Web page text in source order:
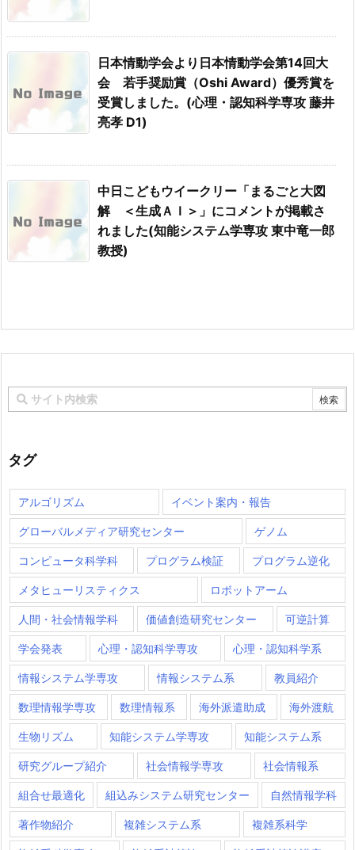
日本情動学会より日本情動学会第14回大
会 若手奨励賞（Oshi Award）優秀賞を
受賞しました。(心理・認知科学専攻 藤井
亮孝 D1)
中日こどもウイークリー「まるごと大図
解 ＜生成ＡＩ＞」にコメントが掲載さ
れました(知能システム学専攻 東中竜一郎
教授)
タグ
アルゴリズム イベント案内・報告
グローバルメディア研究センター ゲノム
コンピュータ科学科 プログラム検証 プログラム逆化
メタヒューリスティクス ロボットアーム
人間・社会情報学科 価値創造研究センター 可逆計算
学会発表 心理・認知科学専攻 心理・認知科学系
情報システム学専攻 情報システム系 教員紹介
数理情報学専攻 数理情報系 海外派遣助成 海外渡航
生物リズム 知能システム学専攻 知能システム系
研究グループ紹介 社会情報学専攻 社会情報系
組合せ最適化 組込みシステム研究センター 自然情報学科
著作物紹介 複雑システム系 複雑系科学